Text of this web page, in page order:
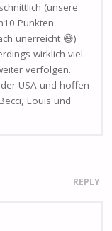
(unsere
Punkten
unerreicht 😅)
wirklich viel
verfolgen.
USA und hoffen
Louis und
REPLY